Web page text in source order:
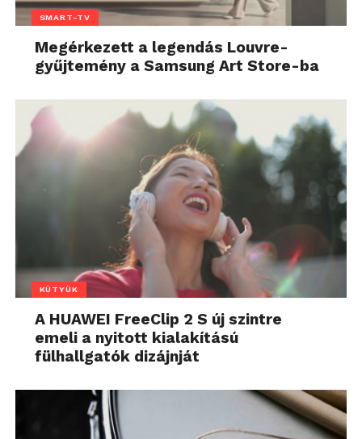
SMART-TV
Megérkezett a legendás Louvre-
gyűjtemény a Samsung Art Store-ba
KÜTYÜK
A HUAWEI FreeClip 2 S új szintre
emeli a nyitott kialakítású
fülhallgatók dizájnját